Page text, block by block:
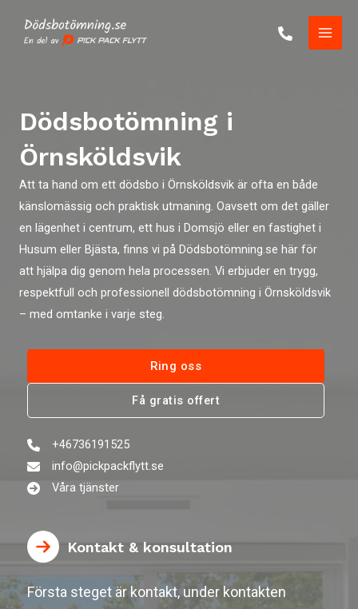
Main
Dödsbotömning i
Örnsköldsvik
Att ta hand om ett dödsbo i Örnsköldsvik är ofta en både
känslomässig och praktisk utmaning. Oavsett om det gäller
en lägenhet i centrum, ett hus i Domsjö eller en fastighet i
Husum eller Bjästa, finns vi på Dödsbotömning.se här för
att hjälpa dig genom hela processen. Vi erbjuder en trygg,
respektfull och professionell dödsbotömning i Örnsköldsvik
– med omtanke i varje steg.
Ring oss
Få gratis offert
+46736191525
info@pickpackflytt.se
Våra tjänster
Kontakt & konsultation
Första steget är kontakt, under kontakten